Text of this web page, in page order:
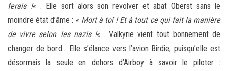
ferais !« . Elle sort alors son revolver et abat Oberst sans le
moindre état d’âme : « Mort à toi ! Et à tout ce qui fait la manière
de vivre selon les nazis !« . Valkyrie vient tout bonnement de
changer de bord… Elle s’élance vers l’avion Birdie, puisqu’elle est
désormais la seule en dehors d’Airboy à savoir le piloter :